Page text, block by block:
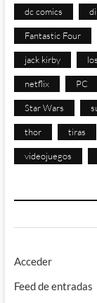
dc comics
Fantastic Four
jack kirby
netflix PC
Star Wars
thor tiras
videojuegos
Acceder
Feed de entradas